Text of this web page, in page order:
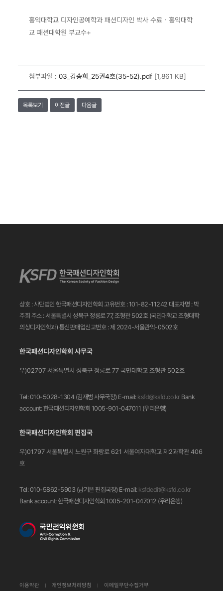
홍익대학교 디자인공예학과 패션디자인 박사 수료ㆍ 홍익대학
교 패션대학원 부교수+
첨부파일 : 03_강송희_25권4호(35-52).pdf[1,861 KB]
목록보기 이전글 다음글
상호 : 사단법인 한국패션디자인학회 고유번호 : 101-82-11242 대표자명 : 박
주희 주소 : 서울특별시 성북구 정릉로 77, 조형관 502호 (국민대학교 조형대학
의상디자인학과) 통신판매업신고번호 : 제 2024-서울관악-0502호
한국패션디자인학회 사무국
우)02707 서울특별시 성북구 정릉로 77 국민대학교 조형관 502호
Tel: 010-5028-1304 (김재범 사무국장) E-mail: ksfd@ksfd.co.kr Bank
account: 한국패션디자인학회 1005-901-047011 (우리은행)
한국패션디자인학회 편집국
우)01797 서울특별시 노원구 화랑로 621 서울여자대학교 제2과학관 406
호
Tel: 010-5862-5903 (남기은 편집국장) E-mail: ksfdedit@ksfd.co.kr
Bank account: 한국패션디자인학회 1005-201-047012 (우리은행)
이용약관 개인정보처리방침 이메일무단수집거부